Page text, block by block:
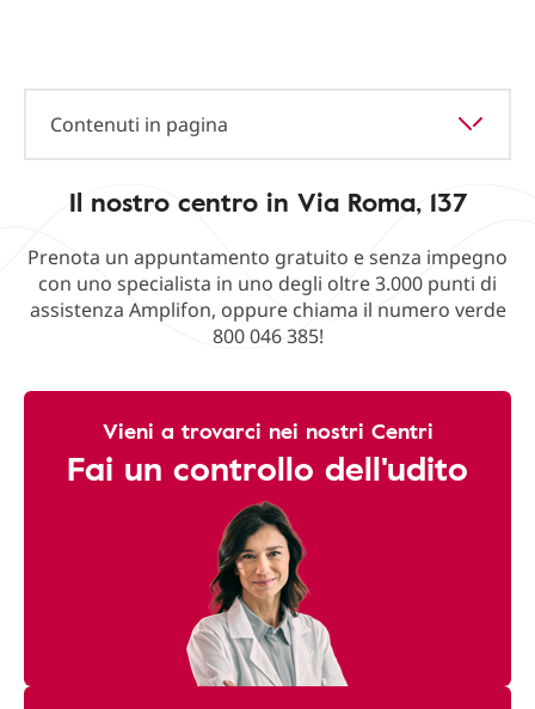
Contenuti in pagina
Il nostro centro in Via Roma, 137
Prenota un appuntamento gratuito e senza impegno
con uno specialista in uno degli oltre 3.000 punti di
assistenza Amplifon, oppure chiama il numero verde
800 046 385!
Vieni a trovarci nei nostri Centri
Fai un controllo dell'udito